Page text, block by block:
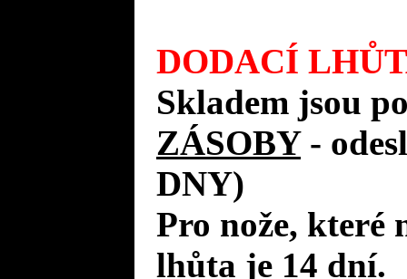
DODACÍ
Skladem jsou
ZÁSOBY -
DNY)
Pro nože, které
lhůta je 14 dní.